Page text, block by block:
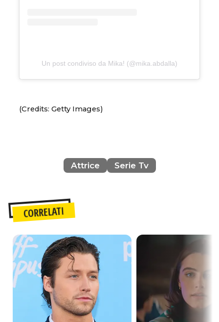
Un post condiviso da Mika! (@mika.abdalla)
(Credits: Getty Images)
Attrice Serie Tv
CORRELATI